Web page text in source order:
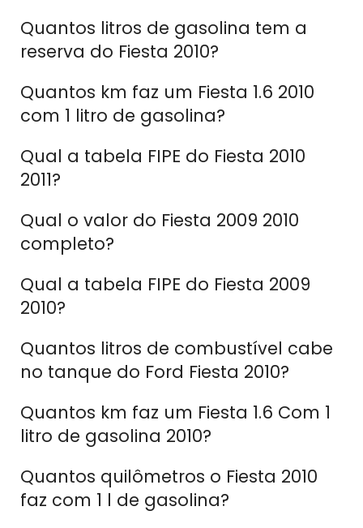
Quantos litros de gasolina tem a
reserva do Fiesta 2010?
Quantos km faz um Fiesta 1.6 2010
com 1 litro de gasolina?
Qual a tabela FIPE do Fiesta 2010
2011?
Qual o valor do Fiesta 2009 2010
completo?
Qual a tabela FIPE do Fiesta 2009
2010?
Quantos litros de combustível cabe
no tanque do Ford Fiesta 2010?
Quantos km faz um Fiesta 1.6 Com 1
litro de gasolina 2010?
Quantos quilômetros o Fiesta 2010
faz com 1 l de gasolina?